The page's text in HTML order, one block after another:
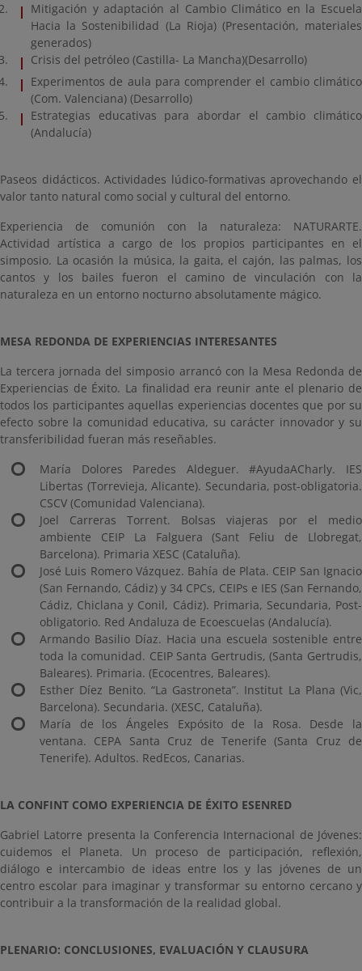
Mitigación y adaptación al Cambio Climático en la Escuela
Hacia la Sostenibilidad (La Rioja) (Presentación, materiales
generados)
Crisis del petróleo (Castilla- La Mancha)(Desarrollo)
Experimentos de aula para comprender el cambio climático
(Com. Valenciana) (Desarrollo)
Estrategias educativas para abordar el cambio climático
(Andalucía)
Paseos didácticos. Actividades lúdico-formativas aprovechando el
valor tanto natural como social y cultural del entorno.
Experiencia de comunión con la naturaleza: NATURARTE.
Actividad artística a cargo de los propios participantes en el
simposio. La ocasión la música, la gaita, el cajón, las palmas, los
cantos y los bailes fueron el camino de vinculación con la
naturaleza en un entorno nocturno absolutamente mágico.
MESA REDONDA DE EXPERIENCIAS INTERESANTES
La tercera jornada del simposio arrancó con la Mesa Redonda de
Experiencias de Éxito. La finalidad era reunir ante el plenario de
todos los participantes aquellas experiencias docentes que por su
efecto sobre la comunidad educativa, su carácter innovador y su
transferibilidad fueran más reseñables.
María Dolores Paredes Aldeguer. #AyudaACharly. IES
Libertas (Torrevieja, Alicante). Secundaria, post-obligatoria.
CSCV (Comunidad Valenciana).
Joel Carreras Torrent. Bolsas viajeras por el medio
ambiente CEIP La Falguera (Sant Feliu de Llobregat,
Barcelona). Primaria XESC (Cataluña).
José Luis Romero Vázquez. Bahía de Plata. CEIP San Ignacio
(San Fernando, Cádiz) y 34 CPCs, CEIPs e IES (San Fernando,
Cádiz, Chiclana y Conil, Cádiz). Primaria, Secundaria, Post-
obligatorio. Red Andaluza de Ecoescuelas (Andalucía).
Armando Basilio Díaz. Hacia una escuela sostenible entre
toda la comunidad. CEIP Santa Gertrudis, (Santa Gertrudis,
Baleares). Primaria. (Ecocentres, Baleares).
Esther Díez Benito. “La Gastroneta”. Institut La Plana (Vic,
Barcelona). Secundaria. (XESC, Cataluña).
María de los Ángeles Expósito de la Rosa. Desde la
ventana. CEPA Santa Cruz de Tenerife (Santa Cruz de
Tenerife). Adultos. RedEcos, Canarias.
LA CONFINT COMO EXPERIENCIA DE ÉXITO ESENRED
Gabriel Latorre presenta la Conferencia Internacional de Jóvenes:
cuidemos el Planeta. Un proceso de participación, reflexión,
diálogo e intercambio de ideas entre los y las jóvenes de un
centro escolar para imaginar y transformar su entorno cercano y
contribuir a la transformación de la realidad global.
PLENARIO: CONCLUSIONES, EVALUACIÓN Y CLAUSURA